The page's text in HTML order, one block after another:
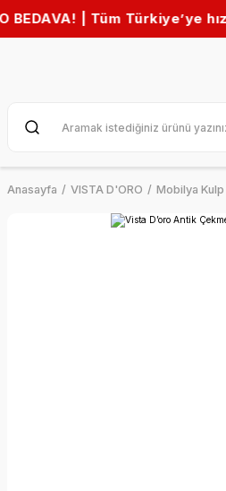
| Tüm Türkiye’ye hızlı
Anasayfa VISTA D'ORO Mobilya Kulp